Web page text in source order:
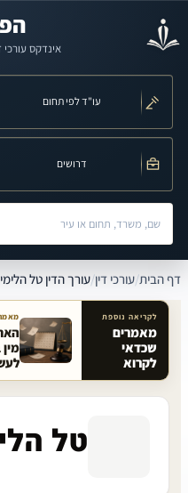
אינדקס עורכי
עו"ד לפי תחום
דרושים
חיפוש לפי שם, משרד, תחום
דף הבית/עורכי דין/עורך הדין טל הלימי
מאמרים קשורים באתר
לקריאה נוספת
מאמרים
שכדאי
לקרוא
מאמר
טל